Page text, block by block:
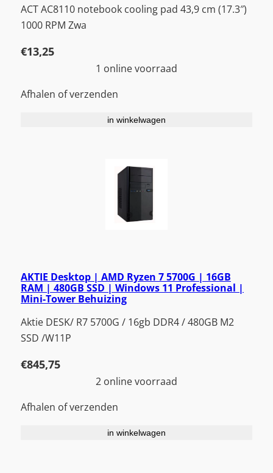
ACT AC8110 notebook cooling pad 43,9 cm (17.3″)
1000 RPM Zwa
€13,25
1 online voorraad
Afhalen of verzenden
in winkelwagen
AKTIE Desktop | AMD Ryzen 7 5700G | 16GB
RAM | 480GB SSD | Windows 11 Professional |
Mini-Tower Behuizing
Aktie DESK/ R7 5700G / 16gb DDR4 / 480GB M2
SSD /W11P
€845,75
2 online voorraad
Afhalen of verzenden
in winkelwagen